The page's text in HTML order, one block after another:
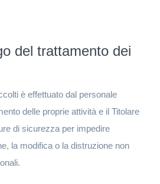
del trattamento dei
è effettuato dal personale
delle proprie attività e il Titolare
di sicurezza per impedire
la modifica o la distruzione non